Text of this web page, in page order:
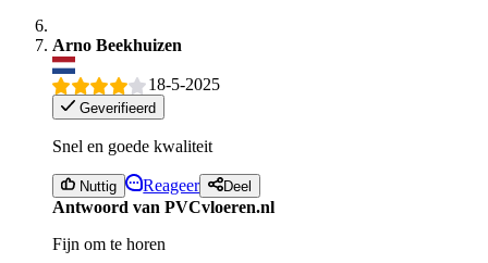
Arno Beekhuizen
18-5-2025
Geverifieerd
Snel en goede kwaliteit
Nuttig Reageer Deel
Antwoord van PVCvloeren.nl
Fijn om te horen